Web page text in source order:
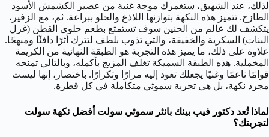
لذلك، عند الشهيق، ستغمرك موجة غنية من عصير الكشمش الأسود
الطازج. تتميز هذه النكهة بتوازنها اللاذع والحلو ببراعة. ثم، مع الزفير،
يتكشف لك عالم من الحنين سوف تستمتع بطعم حلوى القطن (غزل
البنات) السكرية والخفيفة، والتي تذوب بلطف لتترك أثرًا دافئًا ومبهجًا.
علاوة على ذلك، ما يميز هذه التجربة هو الطبقة النهائية من الكريمة
المخملية. هذه الطبقة السميكة تغلف المزيج بأكمله، وبالتالي تمنحه
قوامًا ناعمًا وغنيًا يجعلك تعود إليه مرارًا وتكرارًا. باختصار، إنها ليست
مجرد نكهة، بل هي تجربة سموثي متكاملة في كل قطرة.
لماذا تُعد دكتور فيب بينك بانثر سموثي سولت أفضل نكهة سولت
لتجربتك؟